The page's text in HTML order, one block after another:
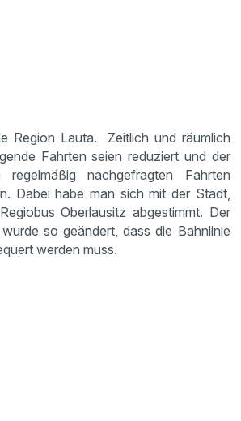
Region Lauta. Zeitlich und räumlich
Fahrten seien reduziert und der
nachgefragten Fahrten
Dabei habe man sich mit der Stadt,
Oberlausitz abgestimmt. Der
so geändert, dass die Bahnlinie
werden muss.